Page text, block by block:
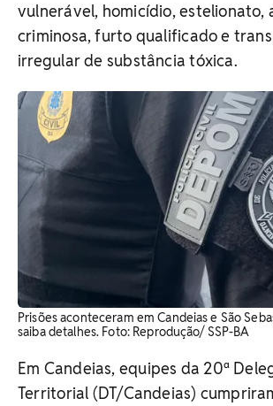
vulnerável, homicídio, estelionato,
criminosa, furto qualificado e
irregular de substância tóxica.
Prisões aconteceram em Candeias e São
saiba detalhes. Foto: Reprodução/ SSP-BA
Em Candeias, equipes da 20ª
Territorial (DT/Candeias)